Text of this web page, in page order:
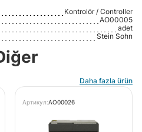
Kontrolör / Controller
AO00005
adet
Stein Sohn
Daha fazla ürün
Артикул:AO00026